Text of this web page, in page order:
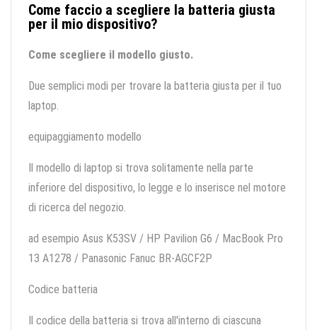
Come faccio a scegliere la batteria giusta
per il mio dispositivo?
Come scegliere il modello giusto.
Due semplici modi per trovare la batteria giusta per il tuo
laptop.
equipaggiamento modello
Il modello di laptop si trova solitamente nella parte
inferiore del dispositivo, lo legge e lo inserisce nel motore
di ricerca del negozio.
ad esempio Asus K53SV / HP Pavilion G6 / MacBook Pro
13 A1278 / Panasonic Fanuc BR-AGCF2P
Codice batteria
Il codice della batteria si trova all'interno di ciascuna